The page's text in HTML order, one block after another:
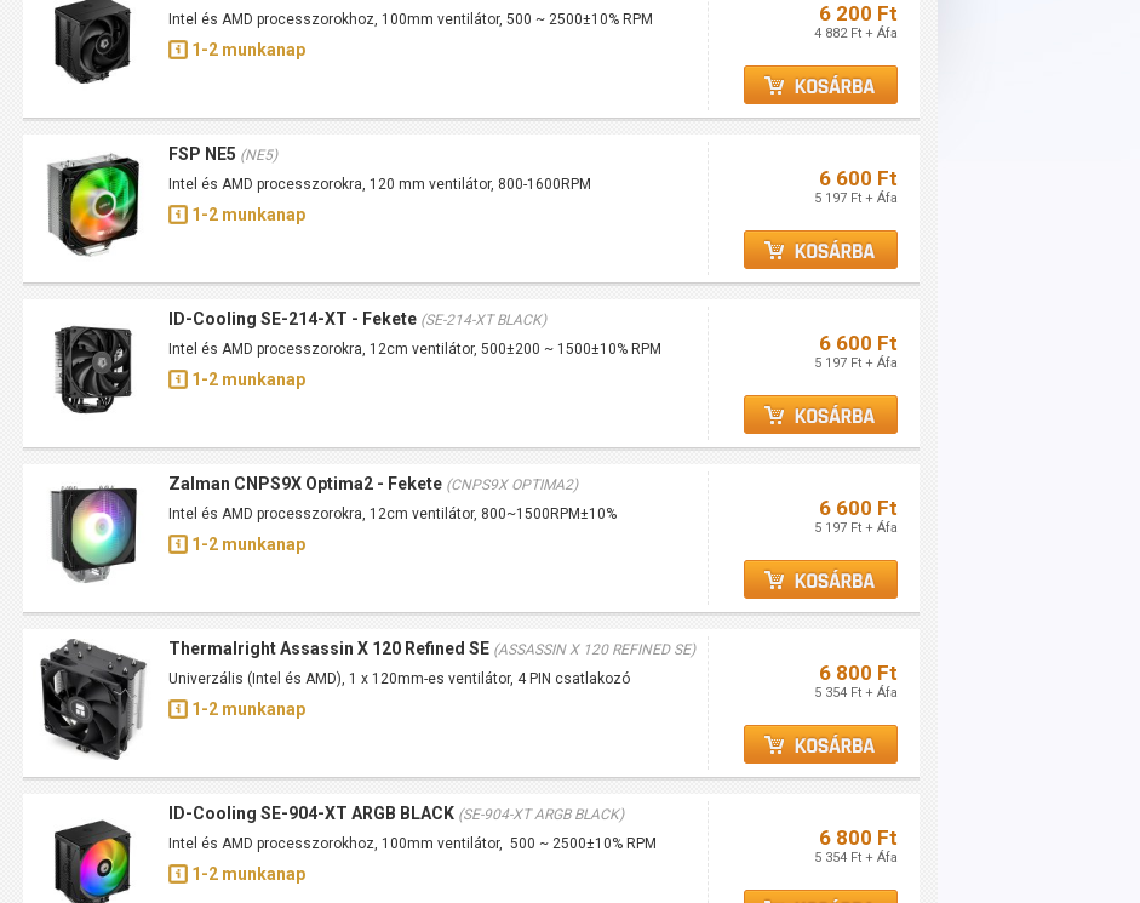
Intel és AMD processzorokhoz, 100mm ventilátor, 500 ~ 2500±10% RPM
1-2 munkanap
6 200 Ft
4 882 Ft + Áfa
FSP NE5 (NE5)
Intel és AMD processzorokra, 120 mm ventilátor, 800-1600RPM
1-2 munkanap
6 600 Ft
5 197 Ft + Áfa
ID-Cooling SE-214-XT - Fekete (SE-214-XT BLACK)
Intel és AMD processzorokra, 12cm ventilátor, 500±200 ~ 1500±10% RPM
1-2 munkanap
6 600 Ft
5 197 Ft + Áfa
Zalman CNPS9X Optima2 - Fekete (CNPS9X OPTIMA2)
Intel és AMD processzorokra, 12cm ventilátor, 800~1500RPM±10%
1-2 munkanap
6 600 Ft
5 197 Ft + Áfa
Thermalright Assassin X 120 Refined SE (ASSASSIN X 120 REFINED SE)
Univerzális (Intel és AMD), 1 x 120mm-es ventilátor, 4 PIN csatlakozó
1-2 munkanap
6 800 Ft
5 354 Ft + Áfa
ID-Cooling SE-904-XT ARGB BLACK (SE-904-XT ARGB BLACK)
Intel és AMD processzorokhoz, 100mm ventilátor, 500 ~ 2500±10% RPM
1-2 munkanap
6 800 Ft
5 354 Ft + Áfa